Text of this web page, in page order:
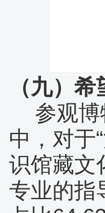
（九）
参观
中，对于
识馆藏文
专业的指